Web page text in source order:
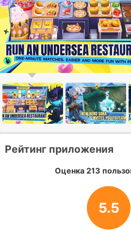
Рейтинг приложения
Оценка 213
5.5